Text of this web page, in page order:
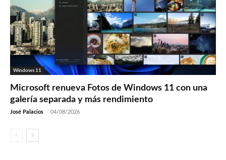
Windows 11
Microsoft renueva Fotos de Windows 11 con una
galería separada y más rendimiento
José Palacios - 04/08/2026